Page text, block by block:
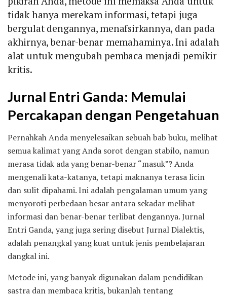
tidak hanya merekam informasi, tetapi juga
bergulat dengannya, menafsirkannya, dan pada
akhirnya, benar-benar memahaminya. Ini adalah
alat untuk mengubah pembaca menjadi pemikir
kritis.
Jurnal Entri Ganda: Memulai
Percakapan dengan Pengetahuan
Pernahkah Anda menyelesaikan sebuah bab buku, melihat
semua kalimat yang Anda sorot dengan stabilo, namun
merasa tidak ada yang benar-benar “masuk”? Anda
mengenali kata-katanya, tetapi maknanya terasa licin
dan sulit dipahami. Ini adalah pengalaman umum yang
menyoroti perbedaan besar antara sekadar melihat
informasi dan benar-benar terlibat dengannya. Jurnal
Entri Ganda, yang juga sering disebut Jurnal Dialektis,
adalah penangkal yang kuat untuk jenis pembelajaran
dangkal ini.
Metode ini, yang banyak digunakan dalam pendidikan
sastra dan membaca kritis, bukanlah tentang